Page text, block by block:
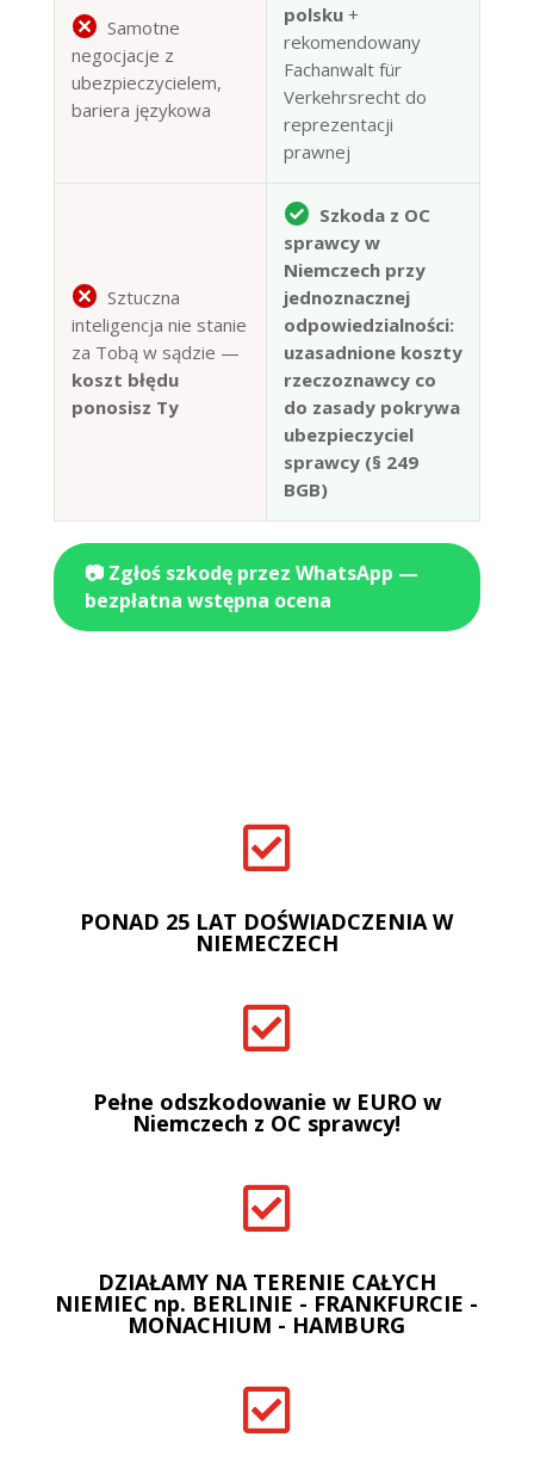
Samotne
negocjacje z
ubezpieczycielem,
bariera językowa
polsku+
rekomendowany
Fachanwalt für
Verkehrsrecht do
reprezentacji
prawnej
Sztuczna
inteligencja nie stanie
za Tobą w sądzie —
koszt błędu
ponosisz Ty
Szkoda z OC
sprawcy w
Niemczech przy
jednoznacznej
odpowiedzialności:
uzasadnione koszty
rzeczoznawcy co
do zasady pokrywa
ubezpieczyciel
sprawcy (§ 249
BGB)
📷 Zgłoś szkodę przez WhatsApp —
bezpłatna wstępna ocena

PONAD 25 LAT DOŚWIADCZENIA W
NIEMECZECH

Pełne odszkodowanie w EURO w
Niemczech z OC sprawcy!

DZIAŁAMY NA TERENIE CAŁYCH
NIEMIEC np. BERLINIE - FRANKFURCIE -
MONACHIUM - HAMBURG
